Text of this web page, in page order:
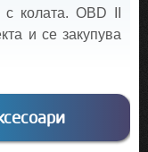
колата. OBD II
и се закупува